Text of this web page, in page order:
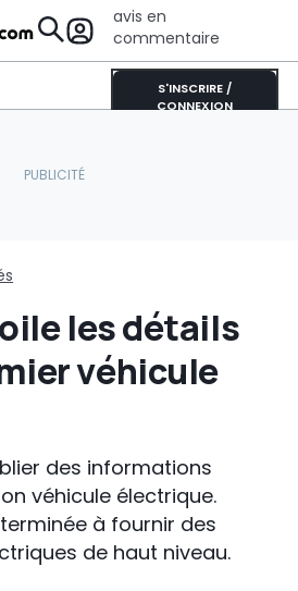
avis en
commentaire
S'INSCRIRE /
CONNEXION
les détails
véhicule
des informations
véhicule électrique.
à fournir des
de haut niveau.